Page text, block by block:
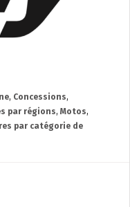
, Concessions,
par régions, Motos,
par catégorie de